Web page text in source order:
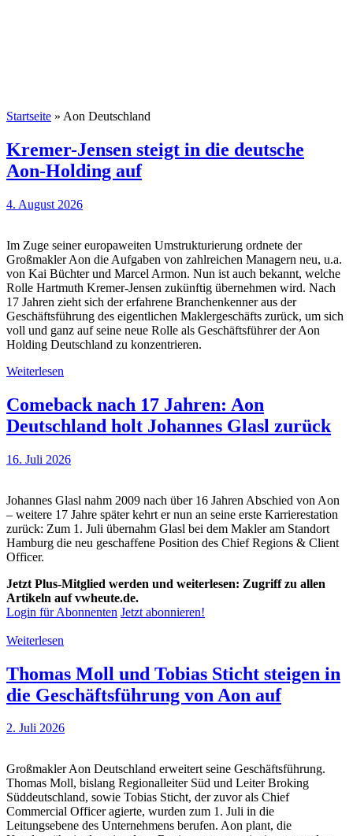
Startseite » Aon Deutschland
Kremer-Jensen steigt in die deutsche
Aon-Holding auf
4. August 2026
Im Zuge seiner europaweiten Umstrukturierung ordnete der
Großmakler Aon die Aufgaben von zahlreichen Managern neu, u.a.
von Kai Büchter und Marcel Armon. Nun ist auch bekannt, welche
Rolle Hartmuth Kremer-Jensen zukünftig übernehmen wird. Nach
17 Jahren zieht sich der erfahrene Branchenkenner aus der
Geschäftsführung des eigentlichen Maklergeschäfts zurück, um sich
voll und ganz auf seine neue Rolle als Geschäftsführer der Aon
Holding Deutschland zu konzentrieren.
Weiterlesen
Comeback nach 17 Jahren: Aon
Deutschland holt Johannes Glasl zurück
16. Juli 2026
Johannes Glasl nahm 2009 nach über 16 Jahren Abschied von Aon
– weitere 17 Jahre später kehrt er nun an seine erste Karrierestation
zurück: Zum 1. Juli übernahm Glasl bei dem Makler am Standort
Hamburg die neu geschaffene Position des Chief Regions & Client
Officer.
Jetzt Plus-Mitglied werden und weiterlesen: Zugriff zu allen
Artikeln auf vwheute.de.
Login für Abonnenten Jetzt abonnieren!
Weiterlesen
Thomas Moll und Tobias Sticht steigen in
die Geschäftsführung von Aon auf
2. Juli 2026
Großmakler Aon Deutschland erweitert seine Geschäftsführung.
Thomas Moll, bislang Regionalleiter Süd und Leiter Broking
Süddeutschland, sowie Tobias Sticht, der zuvor als Chief
Commercial Officer agierte, wurden zum 1. Juli in die
Leitungsebene des Unternehmens berufen. Aon plant, die